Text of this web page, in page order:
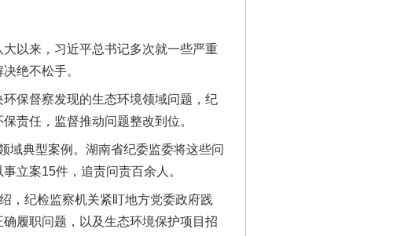
以来，习近平总书记多次就一些严重
绝不松手。
保督察发现的生态环境领域问题，纪
责任，监督推动问题整改到位。
典型案例。湖南省纪委监委将这些问
立案15件，追责问责百余人。
，纪检监察机关紧盯地方党委政府践
履职问题，以及生态环境保护项目招